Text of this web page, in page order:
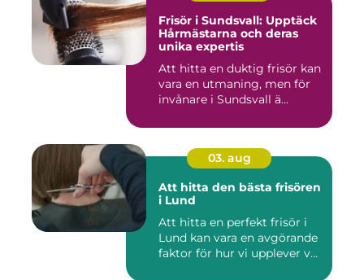
Frisör i Sundsvall: Upptäck
Hårmästarna och deras
unika expertis
Att hitta en duktig frisör kan
vara en utmaning, men för
invånare i Sundsvall ä...
03. aug
Att hitta den bästa frisören
i Lund
Att hitta en perfekt frisör i
Lund kan vara en avgörande
faktor för hur vi upplever v...